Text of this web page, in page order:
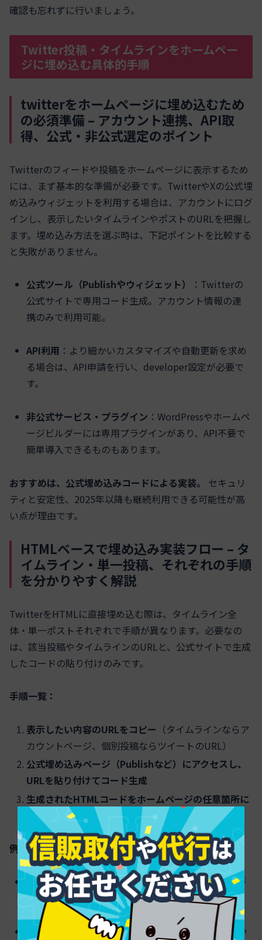
確認も忘れずに行いましょう。
Twitter投稿・タイムラインをホームペー
ジに埋め込む具体的手順
twitterをホームページに埋め込むため
の必須準備 – アカウント連携、API取
得、公式・非公式選定のポイント
Twitterのフィードや投稿をホームページに表示するため
には、まず基本的な準備が必要です。TwitterやXの公式埋
め込みウィジェットを利用する場合は、アカウントにログ
インし、表示したいタイムラインやポストのURLを把握し
ます。埋め込み方法を選ぶ時は、下記ポイントを比較する
と失敗がありません。
公式ツール（Publishやウィジェット）
：Twitterの
公式サイトで専用コード生成。アカウント情報の連
携のみで利用可能。
API利用 ：より細かいカスタマイズや自動更新を求め
る場合は、API申請を行い、developer設定が必要で
す。
非公式サービス・プラグイン ：WordPressやホームペ
ージビルダーには専用プラグインがあり、API不要で
簡単導入できるものもあります。
おすすめは、公式埋め込みコードによる実装。
セキュリ
ティと安定性、2025年以降も継続利用できる可能性が高
い点が理由です。
HTMLベースで埋め込み実装フロー – タ
イムライン・単一投稿、それぞれの手順
を分かりやすく解説
TwitterをHTMLに直接埋め込む際は、タイムライン全
体・単一ポストそれぞれで手順が異なります。必要なの
は、該当投稿やタイムラインのURLと、公式サイトで生成
したコードの貼り付けのみです。
手順一覧：
表示したい内容のURLをコピー （タイムラインならア
カウントページ、個別投稿ならツイートのURL）
公式埋め込みページ（Publishなど）にアクセスし、
URLを貼り付けてコード生成
生成されたHTMLコードをホームページの任意箇所に
ペースト （amp、div、function記述にも対応）
例：「Tweets by」などの表示が崩れる場合
ページのHTMLタグ確認や、script関係の記述忘れが
ないかをチェック
スマホやSafariで表示されない場合は、キャッシュや